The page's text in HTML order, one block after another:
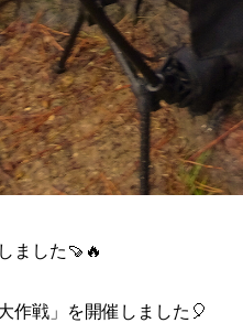
ました🍠🔥